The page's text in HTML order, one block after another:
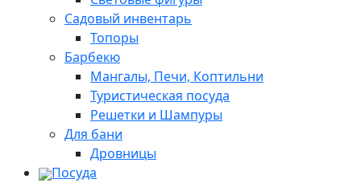
Садовый инвентарь
Топоры
Барбекю
Мангалы, Печи, Коптильни
Туристическая посуда
Решетки и Шампуры
Для бани
Дровницы
Посуда